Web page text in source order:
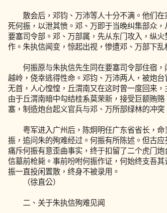
散会后，邓钧、万沛等人十分不满。他们在
死何振，以泄其愤。邓、万即于当晚纠集部众
要塞司令部。邓、万部属，先从东门攻入，纵
作。朱执信闻变，惊起出视，惨遭邓、万部下
何振原与朱执信先生同在要塞司令部住宿，
越岭，侥幸逃得性命。邓钧、万沛两人，被炮
无首，人心惶惶，丘渭南又在这时曾一度回来
由于丘渭南暗中勾结桂系莫荣新，接受巨额贿
塞，制造炮台起义官兵与邓、万所部绿林的冲
粤军进入广州后，陈炯明任广东省省长，命
振，追问朱的殉难经过。何振有所陈述。但古
痛斥何振有意歪曲事实，终于扣留了二个虎门
信墓前枪毙。事前吩咐何振作证，何始终支吾
振一直投闲置散，终身不被录用。
（徐直公）
二、关于朱执信殉难见闻